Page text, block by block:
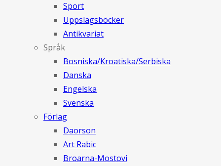
Sport
Uppslagsböcker
Antikvariat
Språk
Bosniska/Kroatiska/Serbiska
Danska
Engelska
Svenska
Förlag
Daorson
Art Rabic
Broarna-Mostovi